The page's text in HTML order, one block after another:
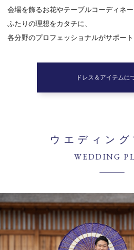
会場を飾るお花やテーブルコーディネー
ふたりの理想をカタチに、
各分野のプロフェッショナルがサポート
ドレス＆アイテムに
ウエディング
WEDDING